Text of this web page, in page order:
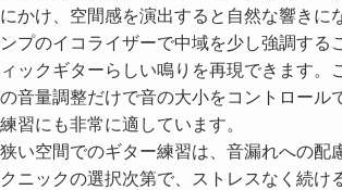
にかけ、空間感を演出すると自然な響きに
ンプのイコライザーで中域を少し強調する
ィックギターらしい鳴りを再現できます。
の音量調整だけで音の大小をコントロール
練習にも非常に適しています。
狭い空間でのギター練習は、音漏れへの配
クニックの選択次第で、ストレスなく続け